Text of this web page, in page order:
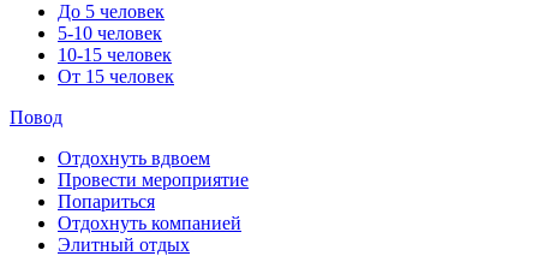
До 5 человек
5-10 человек
10-15 человек
От 15 человек
Повод
Отдохнуть вдвоем
Провести мероприятие
Попариться
Отдохнуть компанией
Элитный отдых